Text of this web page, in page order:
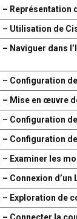
Représentation
Utilisation de
Naviguer dans
– Configuration
Mise en œuvre
– Configuration
– Configuration
Examiner les
Connexion d’un
Exploration de